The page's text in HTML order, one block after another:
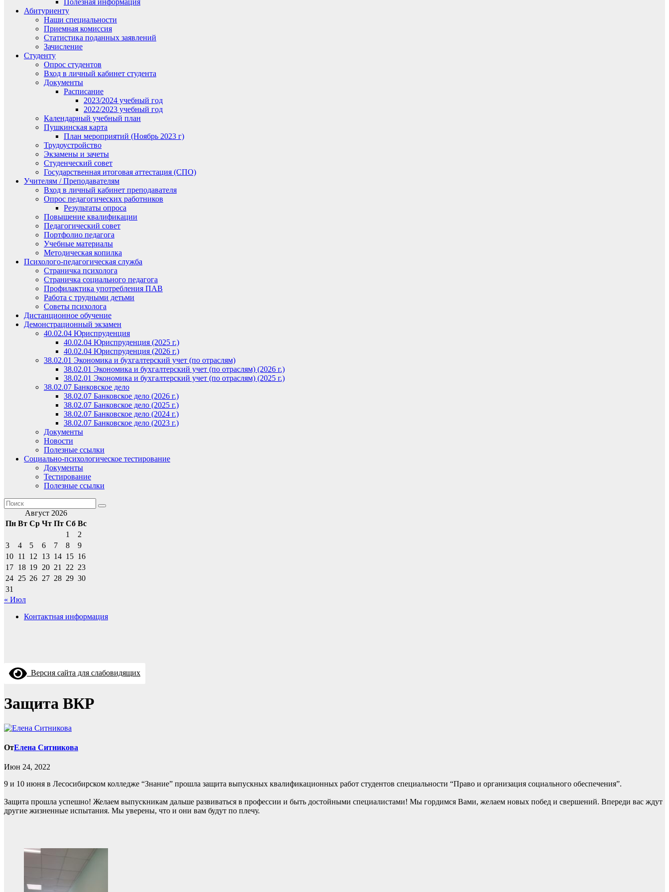
Полезная информация
Абитуриенту
Наши специальности
Приемная комиссия
Статистика поданных заявлений
Зачисление
Студенту
Опрос студентов
Вход в личный кабинет студента
Документы
Расписание
2023/2024 учебный год
2022/2023 учебный год
Календарный учебный план
Пушкинская карта
План мероприятий (Ноябрь 2023 г)
Трудоустройство
Экзамены и зачеты
Студенческий совет
Государственная итоговая аттестация (СПО)
Учителям / Преподавателям
Вход в личный кабинет преподавателя
Опрос педагогических работников
Результаты опроса
Повышение квалификации
Педагогический совет
Портфолио педагога
Учебные материалы
Методическая копилка
Психолого-педагогическая служба
Страничка психолога
Страничка социального педагога
Профилактика употребления ПАВ
Работа с трудными детьми
Советы психолога
Дистанционное обучение
Демонстрационный экзамен
40.02.04 Юриспруденция
40.02.04 Юриспруденция (2025 г.)
40.02.04 Юриспруденция (2026 г.)
38.02.01 Экономика и бухгалтерский учет (по отраслям)
38.02.01 Экономика и бухгалтерский учет (по отраслям) (2026 г.)
38.02.01 Экономика и бухгалтерский учет (по отраслям) (2025 г.)
38.02.07 Банковское дело
38.02.07 Банковское дело (2026 г.)
38.02.07 Банковское дело (2025 г.)
38.02.07 Банковское дело (2024 г.)
38.02.07 Банковское дело (2023 г.)
Документы
Новости
Полезные ссылки
Социально-психологическое тестирование
Документы
Тестирование
Полезные ссылки
Август 2026
Пн Вт Ср Чт Пт Сб Вс
1
2
3
4 5 6 7 8
9
10 11 12 13 14 15 16
17 18 19 20 21 22 23
24 25 26 27 28 29 30
31
« Июл
Контактная информация
Версия сайта для слабовидящих
Защита ВКР
ОтЕлена Ситникова
Июн 24, 2022
9 и 10 июня в Лесосибирском колледже “Знание” прошла защита выпускных квалификационных работ студентов специальности “Право и организация социального обеспечения”.
Защита прошла успешно! Желаем выпускникам дальше развиваться в профессии и быть достойными специалистами! Мы гордимся Вами, желаем новых побед и свершений. Впереди вас ждут
другие жизненные испытания. Мы уверены, что и они вам будут по плечу.